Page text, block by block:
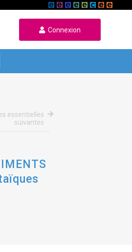
Connexion
essentielles
suivantes